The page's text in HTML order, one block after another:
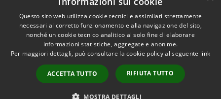
RSS
Accessibilità
Copyright © 2026 • Comune di
Marrubiu • Powered by
Municipium•
Accesso
redazione
Questo sito web utilizza cookie tecnici e assimilati strettamente
necessari al corretto funzionamento e alla navigazione del sito,
nonché un cookie tecnico analitico al solo fine di elaborare
informazioni statistiche, aggregate e anonime.
Per maggiori dettagli, può consultare la cookie policy al seguente link
ACCETTA TUTTO RIFIUTA TUTTO
MOSTRA DETTAGLI